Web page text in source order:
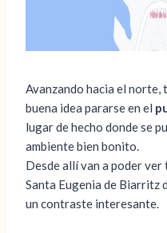
Avanzando hacia el norte,
buena idea pararse en el
lugar de hecho donde se
ambiente bien bonito.
Desde allí van a poder
Santa Eugenia de Biarritz
un contraste interesante.